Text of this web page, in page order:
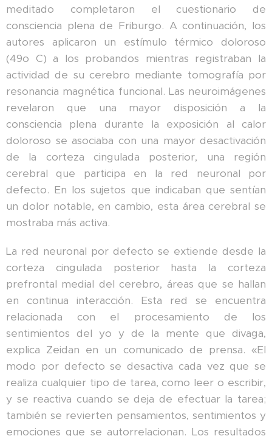
meditado completaron el cuestionario de
consciencia plena de Friburgo. A continuación, los
autores aplicaron un estímulo térmico doloroso
(49o C) a los probandos mientras registraban la
actividad de su cerebro mediante tomografía por
resonancia magnética funcional. Las neuroimágenes
revelaron que una mayor disposición a la
consciencia plena durante la exposición al calor
doloroso se asociaba con una mayor desactivación
de la corteza cingulada posterior, una región
cerebral que participa en la red neuronal por
defecto. En los sujetos que indicaban que sentían
un dolor notable, en cambio, esta área cerebral se
mostraba más activa.
La red neuronal por defecto se extiende desde la
corteza cingulada posterior hasta la corteza
prefrontal medial del cerebro, áreas que se hallan
en continua interacción. Esta red se encuentra
relacionada con el procesamiento de los
sentimientos del yo y de la mente que divaga,
explica Zeidan en un comunicado de prensa. «El
modo por defecto se desactiva cada vez que se
realiza cualquier tipo de tarea, como leer o escribir,
y se reactiva cuando se deja de efectuar la tarea;
también se revierten pensamientos, sentimientos y
emociones que se autorrelacionan. Los resultados